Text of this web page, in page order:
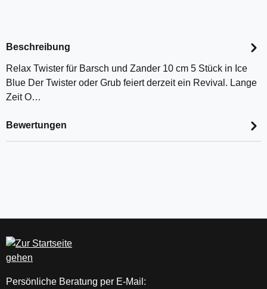
Beschreibung
Relax Twister für Barsch und Zander 10 cm 5 Stück in Ice
Blue Der Twister oder Grub feiert derzeit ein Revival. Lange
Zeit O…
Bewertungen
Persönliche Beratung per E-Mail: